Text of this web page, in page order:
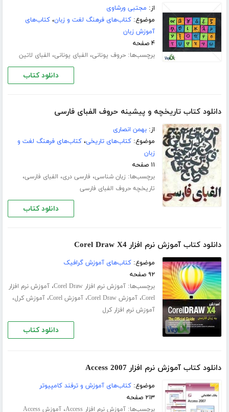
از: مجتبی ورشاوی
موضوع:کتاب‌های فرهنگ لغت و زبان،کتاب‌های
آموزش زبان
۴ صفحه
برچسب‌ها:حروف یونانی، الفبای یونانی، الفبای لاتین
دانلود کتاب
دانلود کتاب تاریخچه و پیشینه حروف الفبای فارسی
از:بهمن انصاری
موضوع:کتاب‌های تاریخی،کتاب‌های فرهنگ لغت و
زبان
۱۱ صفحه
برچسب‌ها: زبان شناسی، فارسی دری، الفبای فارسی،
تاریخچه حروف الفبای فارسی
دانلود کتاب
دانلود کتاب آموزش نرم افزار Corel Draw X4
موضوع:کتاب‌های آموزش گرافیک
۹۲ صفحه
برچسب‌ها:آموزش نرم افزار Corel Draw ،آموزش نرم افزار
Corel،آموزش Corel Draw ،آموزش Corel ،آموزش کرل،
آموزش نرم افزار کرل
دانلود کتاب
دانلود کتاب آموزش نرم افزار Access 2007
موضوع:کتاب‌های آموزش و ترفند کامپیوتر
۲۱۳ صفحه
برچسب‌ها:آموزش نرم افزار Access ،
آموزش Access